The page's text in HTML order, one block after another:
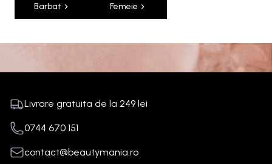
Barbat Femeie
Livrare gratuita de la 249 lei
0744 670 151
contact@beautymania.ro